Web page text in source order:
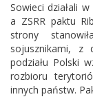
Sowieci działali
a ZSRR paktu
strony
sojusznikami, z
podziału Polski
rozbioru
innych państw.